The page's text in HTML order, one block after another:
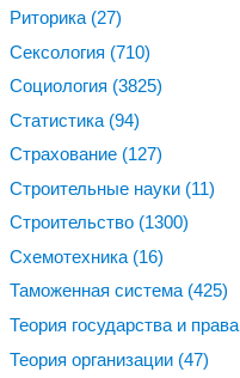
Риторика (27)
Сексология (710)
Социология (3825)
Статистика (94)
Страхование (127)
Строительные науки (11)
Строительство (1300)
Схемотехника (16)
Таможенная система (425)
Теория государства и права
Теория организации (47)